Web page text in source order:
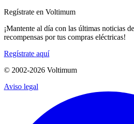
Regístrate en Voltimum
¡Mantente al día con las últimas noticias
recompensas por tus compras eléctricas!
Regístrate aquí
© 2002-2026 Voltimum
Aviso legal